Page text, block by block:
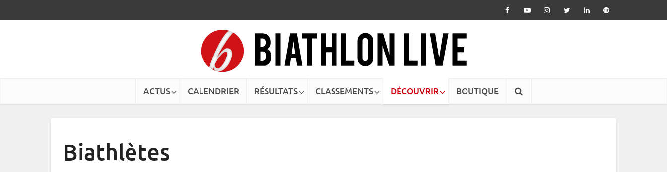
ACTUS CALENDRIER RÉSULTATS CLASSEMENTS DÉCOUVRIR BOUTIQUE
Biathlètes